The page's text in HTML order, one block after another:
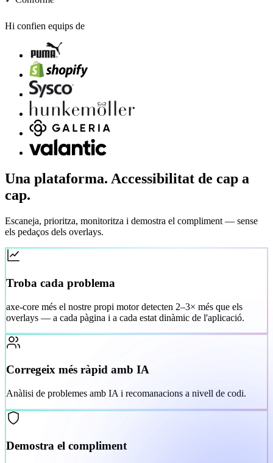
✓ Conforme
Hi confien equips de
Una plataforma. Accessibilitat de cap a
cap.
Escaneja, prioritza, monitoritza i demostra el compliment — sense
els pedaços dels overlays.
Troba cada problema
axe-core més el nostre propi motor detecten 2–3× més que els
overlays — a cada pàgina i a cada estat dinàmic de l'aplicació.
Corregeix més ràpid amb IA
Anàlisi de problemes amb IA i recomanacions a nivell de codi.
Demostra el compliment